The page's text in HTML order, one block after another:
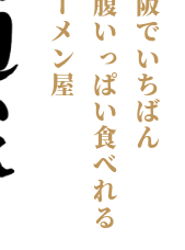
大阪でいちばん
お腹いっぱい食べれる
ラーメン屋